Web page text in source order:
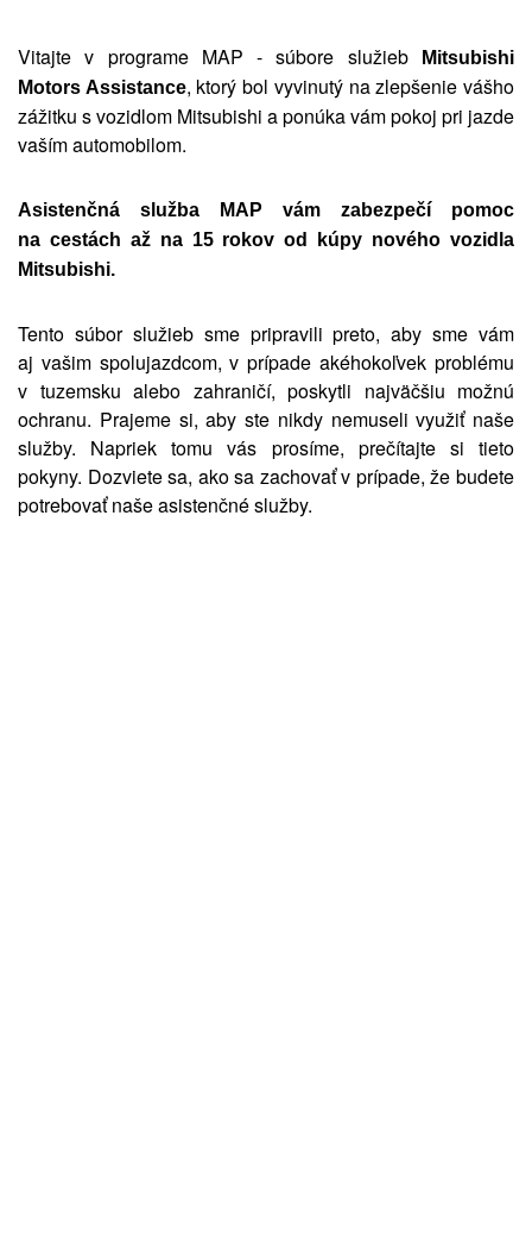
Vitajte v programe MAP - súbore služieb
Mitsubishi
Motors Assistance, ktorý bol vyvinutý na zlepšenie vášho
zážitku s vozidlom Mitsubishi a ponúka vám pokoj pri jazde
vaším automobilom.
Asistenčná služba MAP vám zabezpečí pomoc
na cestách až na 15 rokov od kúpy nového vozidla
Mitsubishi.
Tento súbor služieb sme pripravili preto, aby sme vám
aj vašim spolujazdcom, v prípade akéhokoľvek problému
v tuzemsku alebo zahraničí, poskytli najväčšiu možnú
ochranu. Prajeme si, aby ste nikdy nemuseli využiť naše
služby. Napriek tomu vás prosíme, prečítajte si tieto
pokyny. Dozviete sa, ako sa zachovať v prípade, že budete
potrebovať naše asistenčné služby.